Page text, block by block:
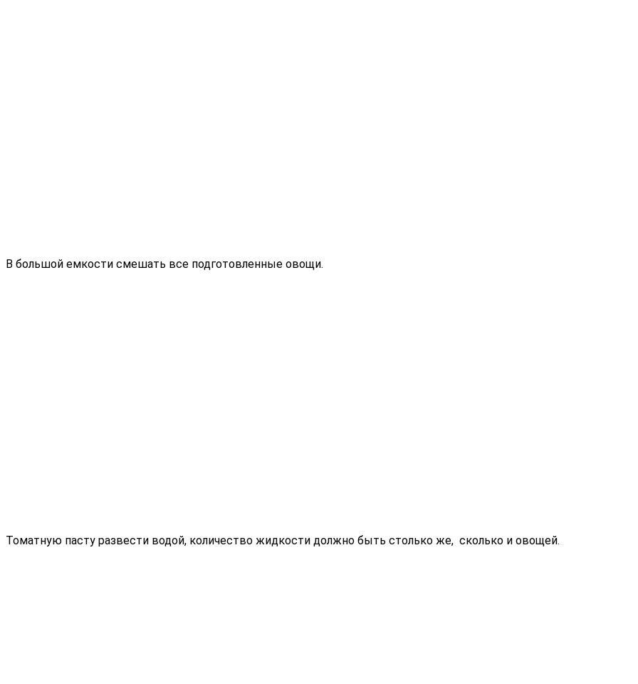
В большой емкости смешать все подготовленные овощи.
Томатную пасту развести водой, количество жидкости должно быть столько же, сколько и овощей.